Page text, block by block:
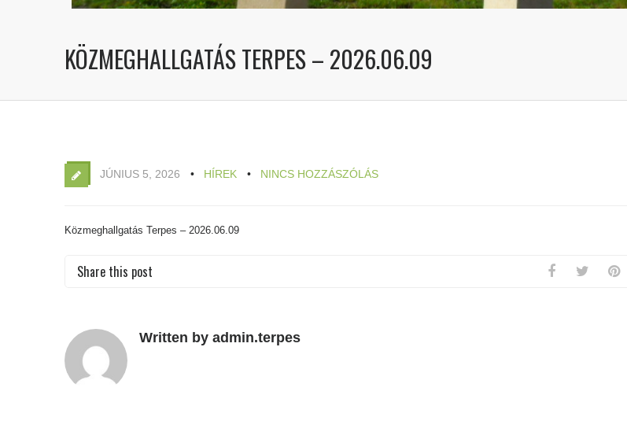
KÖZMEGHALLGATÁS TERPES – 2026.06.09
JÚNIUS 5, 2026 HÍREK NINCS HOZZÁSZÓLÁS
Közmeghallgatás Terpes – 2026.06.09
Share this post
Written by admin.terpes